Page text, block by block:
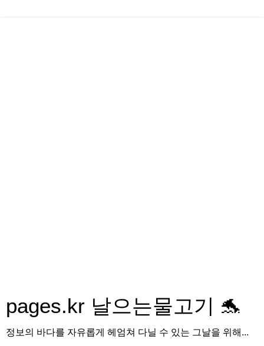
pages.kr 날으는물고기 🐬
정보의 바다를 자유롭게 헤엄쳐 다닐 수 있는 그날을 위해...